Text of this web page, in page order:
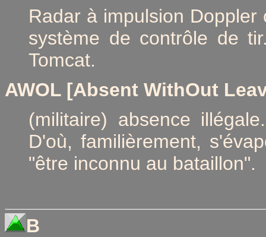
Radar à impulsion
système de contrôle de
Tomcat.
AWOL [Absent WithOut
(militaire) absence
D'où, familièrement,
"être inconnu au bataillon".
B